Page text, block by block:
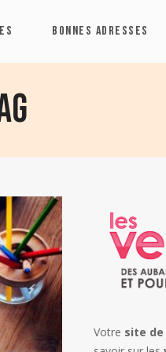
BONNES ADRESSES
Votre site